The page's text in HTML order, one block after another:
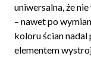
uniwersalna, że
– nawet po
koloru ścian
elementem